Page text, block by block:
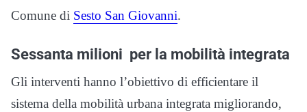
Comune di Sesto San Giovanni.
Sessanta milioni per la mobilità integrata
Gli interventi hanno l’obiettivo di efficientare il
sistema della mobilità urbana integrata migliorando,